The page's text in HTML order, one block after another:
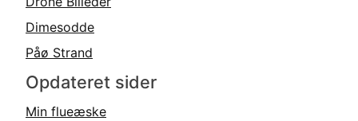
Dimesodde
Påø Strand
Opdateret sider
Min flueæske